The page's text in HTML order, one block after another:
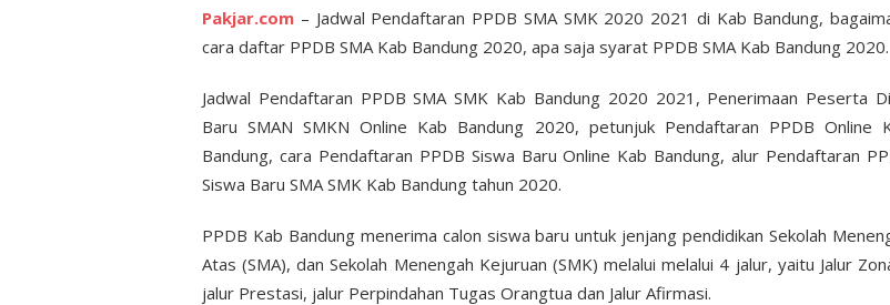
Pakjar.com – Jadwal Pendaftaran PPDB SMA SMK 2020 2021 di Kab Bandung,
cara daftar PPDB SMA Kab Bandung 2020, apa saja syarat PPDB SMA Kab Bandung 2020.
Jadwal Pendaftaran PPDB SMA SMK Kab Bandung 2020 2021, Penerimaan Peserta
Baru SMAN SMKN Online Kab Bandung 2020, petunjuk Pendaftaran PPDB Online
Bandung, cara Pendaftaran PPDB Siswa Baru Online Kab Bandung, alur Pendaftaran
Siswa Baru SMA SMK Kab Bandung tahun 2020.
PPDB Kab Bandung menerima calon siswa baru untuk jenjang pendidikan Sekolah
Atas (SMA), dan Sekolah Menengah Kejuruan (SMK) melalui melalui 4 jalur, yaitu Jalur
jalur Prestasi, jalur Perpindahan Tugas Orangtua dan Jalur Afirmasi.